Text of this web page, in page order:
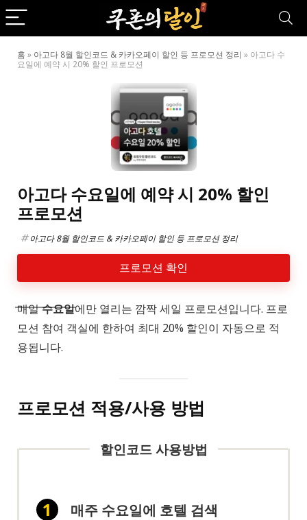
홈 » 아고다 8월 할인코드 & 카카오페이 할인 등 프로모션 정리 » 아고다 수
요일에 예약 시 20% 할인 프로모션
아고다 수요일에 예약 시 20% 할인
프로모션
아고다 8월 할인코드 & 카카오페이 할인 등 프로모션 정리
프로모션 확인
매일수요일에만 열리는 깜짝 세일 프로모션입니다. 프로
모션 참여 객실에 한하여 최대 20% 할인이 자동으로 적
용됩니다.
프로모션 적용/사용 방법
할인코드 사용방법
매주 수요일에 호텔 검색